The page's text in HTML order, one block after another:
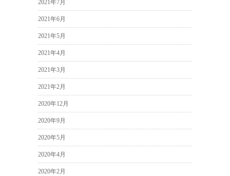
2021年7月
2021年6月
2021年5月
2021年4月
2021年3月
2021年2月
2020年12月
2020年9月
2020年5月
2020年4月
2020年2月